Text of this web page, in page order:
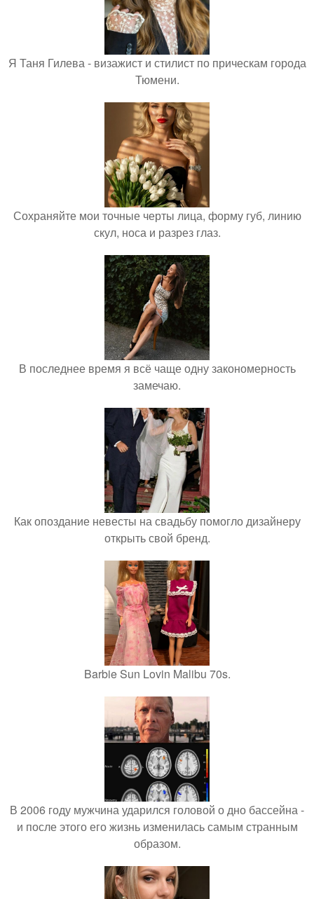
Я Таня Гилева - визажист и стилист по прическам города
Тюмени.
Сохраняйте мои точные черты лица, форму губ, линию
скул, носа и разрез глаз.
В последнее время я всё чаще одну закономерность
замечаю.
Как опоздание невесты на свадьбу помогло дизайнеру
открыть свой бренд.
Barbie Sun Lovin Malibu 70s.
В 2006 году мужчина ударился головой о дно бассейна -
и после этого его жизнь изменилась самым странным
образом.